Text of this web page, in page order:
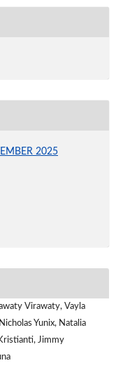
2025
Virawaty, Vayla
Yunix, Natalia
Jimmy